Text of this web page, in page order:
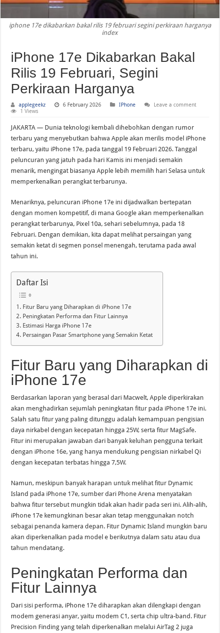
iPhone 18 dan iPhone Fold Jadi Sorotan: Benarkah Apple Siapkan Revolusi
iphone 17e dikabarkan bakal rilis 19 februari segini perkiraan harganya
index
iPhone 17e Dikabarkan Bakal
Rilis 19 Februari, Segini
Perkiraan Harganya
applegeekz 6 February 2026 IPhone
Leave a comment
1 Views
JAKARTA — Dunia teknologi kembali dihebohkan dengan rumor
terbaru yang menyebutkan bahwa Apple akan merilis model iPhone
terbaru, yaitu iPhone 17e, pada tanggal 19 Februari 2026. Tanggal
peluncuran yang jatuh pada hari Kamis ini menjadi semakin
menarik, mengingat biasanya Apple lebih memilih hari Selasa untuk
memperkenalkan perangkat terbarunya.
Menariknya, peluncuran iPhone 17e ini dijadwalkan bertepatan
dengan momen kompetitif, di mana Google akan memperkenalkan
perangkat terbarunya, Pixel 10a, sehari sebelumnya, pada 18
Februari. Dengan demikian, kita dapat melihat persaingan yang
semakin ketat di segmen ponsel menengah, terutama pada awal
tahun ini.
Daftar Isi
Fitur Baru yang Diharapkan di iPhone 17e
Peningkatan Performa dan Fitur Lainnya
Estimasi Harga iPhone 17e
Persaingan Pasar Smartphone yang Semakin Ketat
Fitur Baru yang Diharapkan di
iPhone 17e
Berdasarkan laporan yang berasal dari Macwelt, Apple diperkirakan
akan menghadirkan sejumlah peningkatan fitur pada iPhone 17e ini.
Salah satu fitur yang paling ditunggu adalah kemampuan pengisian
daya nirkabel dengan kecepatan hingga 25W, serta fitur MagSafe.
Fitur ini merupakan jawaban dari banyak keluhan pengguna terkait
dengan iPhone 16e, yang hanya mendukung pengisian nirkabel Qi
dengan kecepatan terbatas hingga 7,5W.
Namun, meskipun banyak harapan untuk melihat fitur Dynamic
Island pada iPhone 17e, sumber dari Phone Arena menyatakan
bahwa fitur tersebut mungkin tidak akan hadir pada seri ini. Alih-alih,
iPhone 17e kemungkinan besar akan tetap menggunakan notch
sebagai penanda kamera depan. Fitur Dynamic Island mungkin baru
akan diperkenalkan pada model e berikutnya dalam satu atau dua
tahun mendatang.
Peningkatan Performa dan
Fitur Lainnya
Dari sisi performa, iPhone 17e diharapkan akan dilengkapi dengan
modem generasi anyar, yaitu modem C1, serta chip ultra-band. Fitur
Precision Finding yang telah diperkenalkan melalui AirTag 2 juga